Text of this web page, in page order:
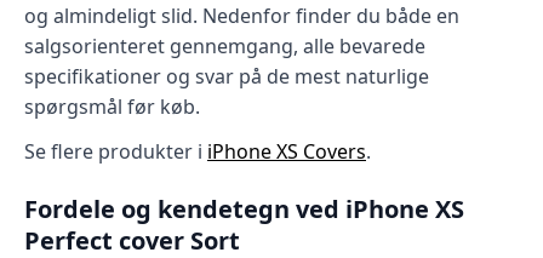
og almindeligt slid. Nedenfor finder du både en
salgsorienteret gennemgang, alle bevarede
specifikationer og svar på de mest naturlige
spørgsmål før køb.
Se flere produkter i iPhone XS Covers.
Fordele og kendetegn ved iPhone XS
Perfect cover Sort